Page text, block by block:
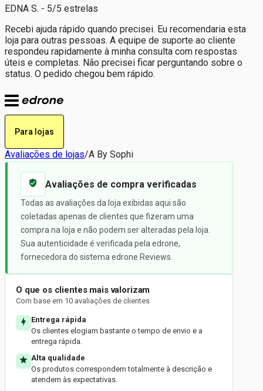
EDNA S. - 5/5 estrelas
Recebi ajuda rápido quando precisei. Eu recomendaria esta
loja para outras pessoas. A equipe de suporte ao cliente
respondeu rapidamente à minha consulta com respostas
úteis e completas. Não precisei ficar perguntando sobre o
status. O pedido chegou bem rápido.
Para lojas
Avaliações de lojas/A By Sophi
Avaliações de compra verificadas
Todas as avaliações da loja exibidas aqui são
coletadas apenas de clientes que fizeram uma
compra na loja e não podem ser alteradas pela loja.
Sua autenticidade é verificada pela edrone,
fornecedora do sistema edrone Reviews.
O que os clientes mais valorizam
Com base em 10 avaliações de clientes
Entrega rápida
Os clientes elogiam bastante o tempo de envio e a
entrega rápida.
Alta qualidade
Os produtos correspondem totalmente à descrição e
atendem às expectativas.